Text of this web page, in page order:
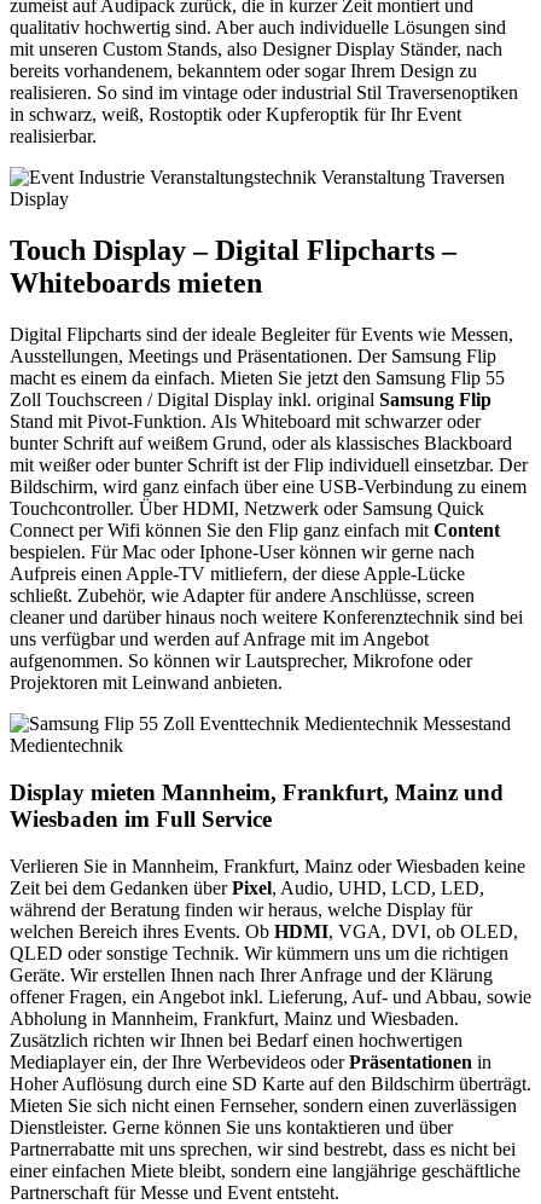
zumeist auf Audipack zurück, die in kurzer Zeit montiert und
qualitativ hochwertig sind. Aber auch individuelle Lösungen sind
mit unseren Custom Stands, also Designer Display Ständer, nach
bereits vorhandenem, bekanntem oder sogar Ihrem Design zu
realisieren. So sind im vintage oder industrial Stil Traversenoptiken
in schwarz, weiß, Rostoptik oder Kupferoptik für Ihr Event
realisierbar.
Touch Display – Digital Flipcharts –
Whiteboards mieten
Digital Flipcharts sind der ideale Begleiter für Events wie Messen,
Ausstellungen, Meetings und Präsentationen. Der Samsung Flip
macht es einem da einfach. Mieten Sie jetzt den Samsung Flip 55
Zoll Touchscreen / Digital Display inkl. original Samsung Flip
Stand mit Pivot-Funktion. Als Whiteboard mit schwarzer oder
bunter Schrift auf weißem Grund, oder als klassisches Blackboard
mit weißer oder bunter Schrift ist der Flip individuell einsetzbar. Der
Bildschirm, wird ganz einfach über eine USB-Verbindung zu einem
Touchcontroller. Über HDMI, Netzwerk oder Samsung Quick
Connect per Wifi können Sie den Flip ganz einfach mit Content
bespielen. Für Mac oder Iphone-User können wir gerne nach
Aufpreis einen Apple-TV mitliefern, der diese Apple-Lücke
schließt. Zubehör, wie Adapter für andere Anschlüsse, screen
cleaner und darüber hinaus noch weitere Konferenztechnik sind bei
uns verfügbar und werden auf Anfrage mit im Angebot
aufgenommen. So können wir Lautsprecher, Mikrofone oder
Projektoren mit Leinwand anbieten.
Display mieten Mannheim, Frankfurt, Mainz und
Wiesbaden im Full Service
Verlieren Sie in Mannheim, Frankfurt, Mainz oder Wiesbaden keine
Zeit bei dem Gedanken überPixel, Audio, UHD, LCD, LED,
während der Beratung finden wir heraus, welche Display für
welchen Bereich ihres Events. Ob HDMI, VGA, DVI, ob OLED,
QLED oder sonstige Technik. Wir kümmern uns um die richtigen
Geräte. Wir erstellen Ihnen nach Ihrer Anfrage und der Klärung
offener Fragen, ein Angebot inkl. Lieferung, Auf- und Abbau, sowie
Abholung in Mannheim, Frankfurt, Mainz und Wiesbaden.
Zusätzlich richten wir Ihnen bei Bedarf einen hochwertigen
Mediaplayer ein, der Ihre Werbevideos oderPräsentationen in
Hoher Auflösung durch eine SD Karte auf den Bildschirm überträgt.
Mieten Sie sich nicht einen Fernseher, sondern einen zuverlässigen
Dienstleister. Gerne können Sie uns kontaktieren und über
Partnerrabatte mit uns sprechen, wir sind bestrebt, dass es nicht bei
einer einfachen Miete bleibt, sondern eine langjährige geschäftliche
Partnerschaft für Messe und Event entsteht.